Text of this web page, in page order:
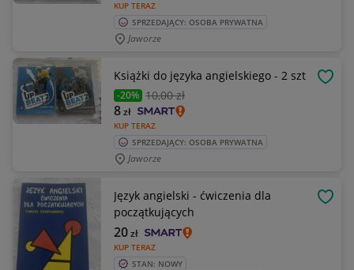
KUP TERAZ
SPRZEDAJĄCY: OSOBA PRYWATNA
Jaworze
Książki do języka angielskiego - 2 szt
-20% 10,00 zł
KUP TERAZ
8zł
SPRZEDAJĄCY: OSOBA PRYWATNA
Jaworze
Język angielski - ćwiczenia dla
początkujących
KUP TERAZ
20zł
STAN: NOWY